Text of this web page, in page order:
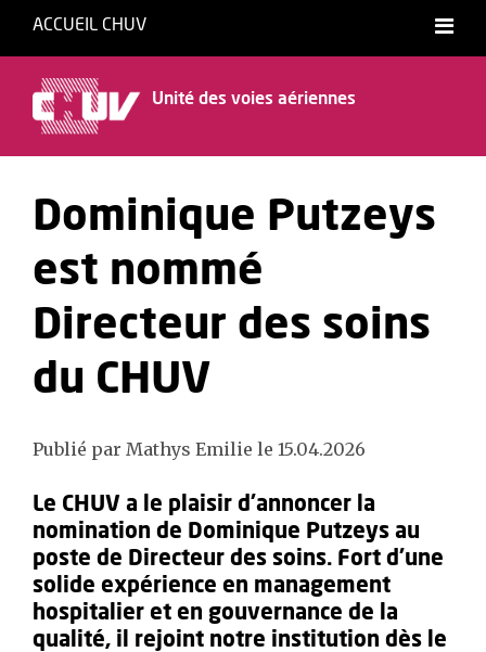
ACCUEIL CHUV
Unité des voies aériennes
Dominique Putzeys
est nommé
Directeur des soins
du CHUV
Publié par Mathys Emilie le 15.04.2026
Le CHUV a le plaisir d’annoncer la
nomination de Dominique Putzeys au
poste de Directeur des soins. Fort d’une
solide expérience en management
hospitalier et en gouvernance de la
qualité, il rejoint notre institution dès le